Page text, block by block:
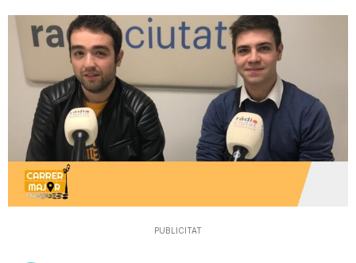
e
T
PUBLICITAT